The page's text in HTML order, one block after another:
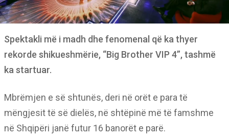
Spektakli më i madh dhe fenomenal që ka thyer
rekorde shikueshmërie, “Big Brother VIP 4”, tashmë
ka startuar.
Mbrëmjen e së shtunës, deri në orët e para të
mëngjesit të së dielës, në shtëpinë më të famshme
në Shqipëri janë futur 16 banorët e parë.